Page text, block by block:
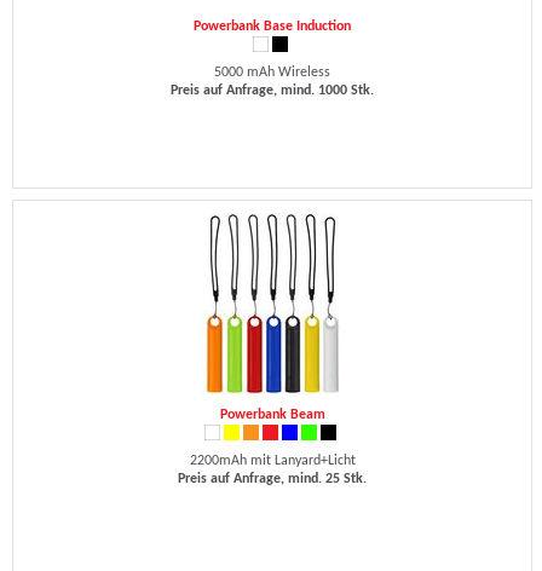
Powerbank Base Induction
5000 mAh Wireless
Preis auf Anfrage, mind. 1000 Stk.
Powerbank Beam
2200mAh mit Lanyard+Licht
Preis auf Anfrage, mind. 25 Stk.